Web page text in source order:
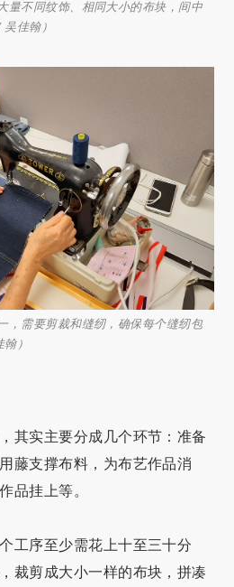
量不同纹饰、相同大小的布块，间中
佳翰）
，需要剪裁和缝纫，确保每个缝纫包
）
其实主要分成几个环节：准备
藤支撑布料，为布艺作品消
品挂上等。
工序至少需花上十至三十分
裁剪成大小一样的布块，拼凑